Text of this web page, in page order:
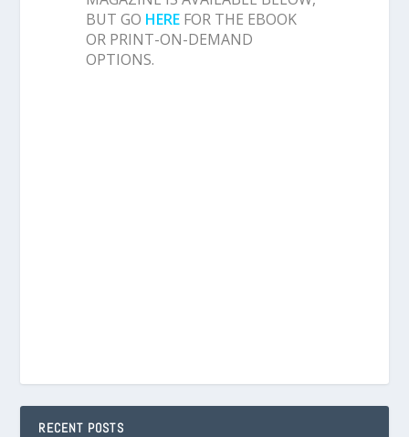
BUT GO HERE FOR THE EBOOK
OR PRINT-ON-DEMAND
OPTIONS.
RECENT POSTS